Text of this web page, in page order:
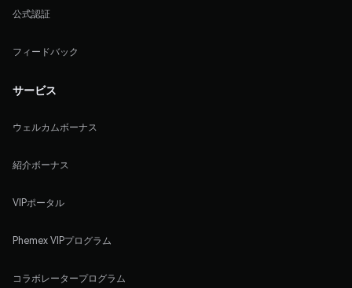
公式認証
フィードバック
サービス
ウェルカムボーナス
紹介ボーナス
VIPポータル
Phemex VIPプログラム
コラボレータープログラム